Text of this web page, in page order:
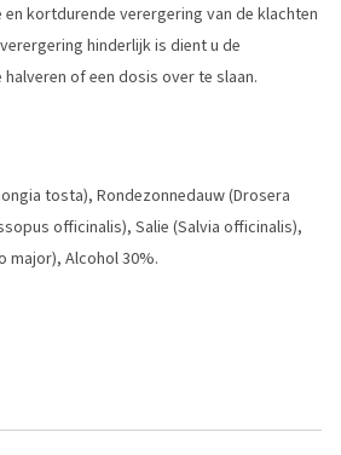
kortdurende verergering van de klachten
hinderlijk is dient u de
of een dosis over te slaan.
tosta), Rondezonnedauw (Drosera
officinalis), Salie (Salvia officinalis),
major), Alcohol 30%.